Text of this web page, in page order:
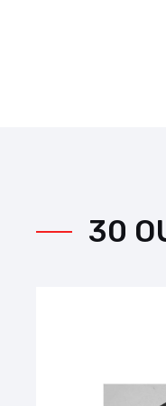
30